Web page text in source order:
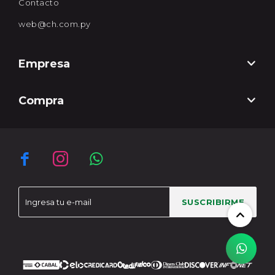
  
SUSCRIBIRME
Contacto
web@ch.com.py
Empresa
Compra